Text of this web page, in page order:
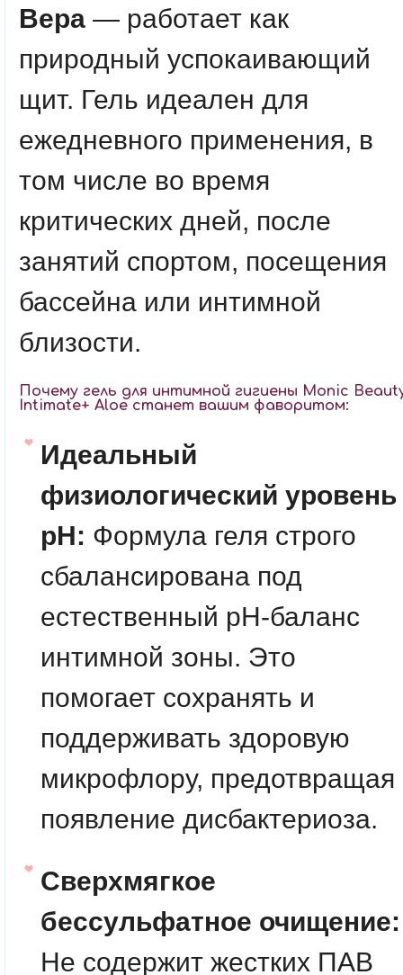
Вера — работает как
природный успокаивающий
щит. Гель идеален для
ежедневного применения, в
том числе во время
критических дней, после
занятий спортом, посещения
бассейна или интимной
близости.
Почему гель для интимной гигиены Monic
Intimate+ Aloe станет вашим фаворитом:
Идеальный
физиологический уровень
pH: Формула геля строго
сбалансирована под
естественный pH-баланс
интимной зоны. Это
помогает сохранять и
поддерживать здоровую
микрофлору, предотвращая
появление дисбактериоза.
Сверхмягкое
бессульфатное очищение:
Не содержит жестких ПАВ